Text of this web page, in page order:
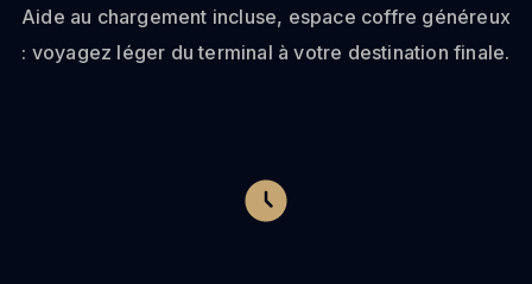
Aide au chargement incluse, espace coffre généreux
: voyagez léger du terminal à votre destination finale.